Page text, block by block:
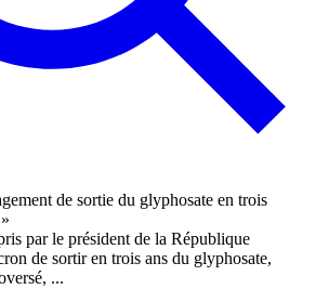
par le président de la République
de sortir en trois ans du glyphosate,
...